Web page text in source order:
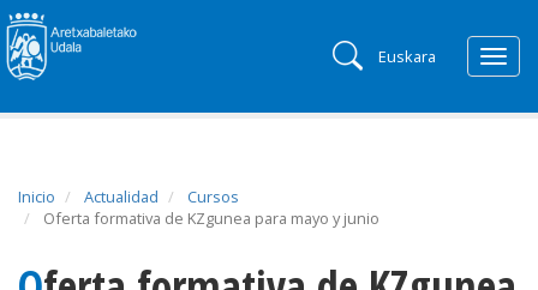
Euskara
Inicio Actualidad
Cursos
Oferta formativa de KZgunea para mayo y junio